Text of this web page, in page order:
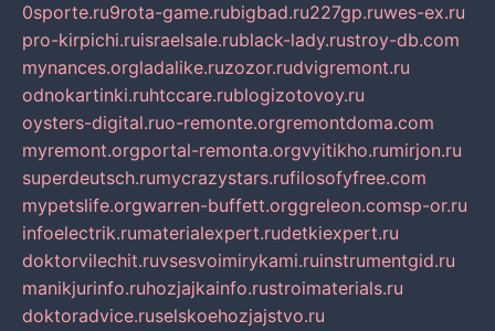
0sporte.ru9rota-game.rubigbad.ru227gp.ruwes-ex.ru
pro-kirpichi.ruisraelsale.rublack-lady.rustroy-db.com
mynances.orgladalike.ruzozor.rudvigremont.ru
odnokartinki.ruhtccare.rublogizotovoy.ru
oysters-digital.ruo-remonte.orgremontdoma.com
myremont.orgportal-remonta.orgvyitikho.rumirjon.ru
superdeutsch.rumycrazystars.rufilosofyfree.com
mypetslife.orgwarren-buffett.orggreleon.comsp-or.ru
infoelectrik.rumaterialexpert.rudetkiexpert.ru
doktorvilechit.ruvsesvoimirykami.ruinstrumentgid.ru
manikjurinfo.ruhozjajkainfo.rustroimaterials.ru
doktoradvice.ruselskoehozjajstvo.ru